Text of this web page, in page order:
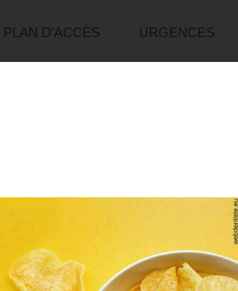
PLAN D'ACCÈS URGENCES